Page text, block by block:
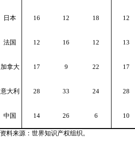
日本 16 12 18 12
法国 12 16 12 13
加拿大 17 9 22 17
意大利 28 33 24 28
中国 14 26 6 10
资料来源：世界知识产权组织。